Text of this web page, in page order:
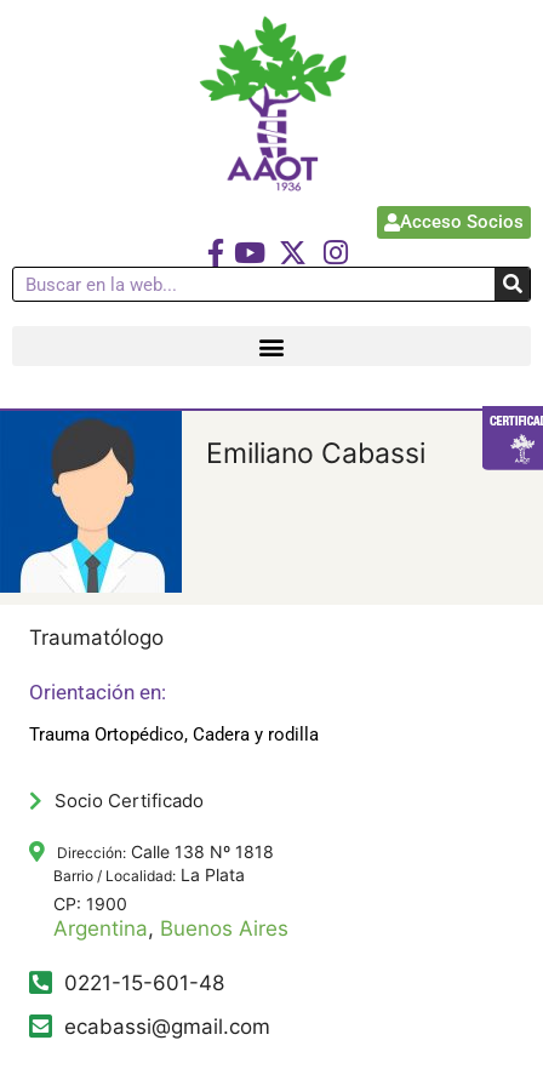
Acceso Socios
Emiliano Cabassi
Traumatólogo
Orientación en:
Trauma Ortopédico, Cadera y rodilla
Socio Certificado
Dirección: Calle 138 Nº 1818
Barrio / Localidad: La Plata
CP: 1900
Argentina, Buenos Aires
0221-15-601-48
ecabassi@gmail.com